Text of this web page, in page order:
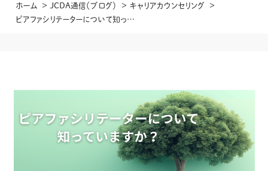
ホーム JCDA通信（ブログ）
キャリアカウンセリング
ピアファシリテーターについて知っていますか？